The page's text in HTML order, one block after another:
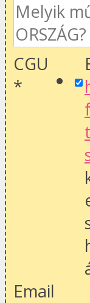
CGU
*
Email